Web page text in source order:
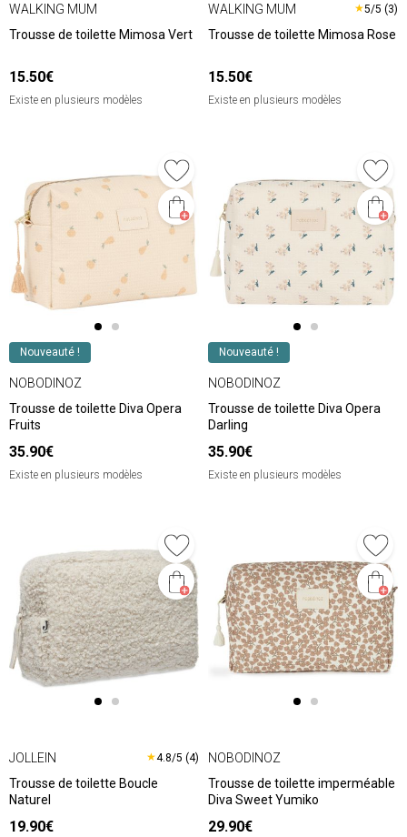
WALKING MUM
Trousse de toilette Mimosa Vert
15.50€
Existe en plusieurs modèles
WALKING MUM ★5/5 (3)
Trousse de toilette Mimosa Rose
15.50€
Existe en plusieurs modèles
Nouveauté !
NOBODINOZ
Trousse de toilette Diva Opera
Fruits
35.90€
Existe en plusieurs modèles
Nouveauté !
NOBODINOZ
Trousse de toilette Diva Opera
Darling
35.90€
Existe en plusieurs modèles
JOLLEIN ★4.8/5 (4)
Trousse de toilette Boucle
Naturel
19.90€
NOBODINOZ
Trousse de toilette imperméable
Diva Sweet Yumiko
29.90€